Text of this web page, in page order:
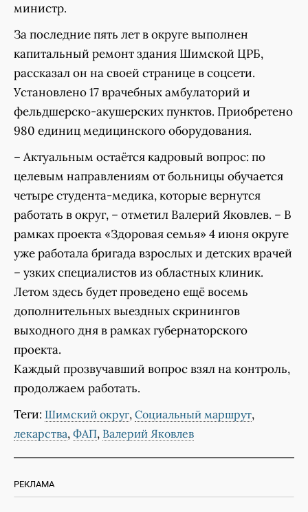
министр.
За последние пять лет в округе выполнен
капитальный ремонт здания Шимской ЦРБ,
рассказал он на своей странице в соцсети.
Установлено 17 врачебных амбулаторий и
фельдшерско-акушерских пунктов. Приобретено
980 единиц медицинского оборудования.
– Актуальным остаётся кадровый вопрос: по
целевым направлениям от больницы обучается
четыре студента-медика, которые вернутся
работать в округ, – отметил Валерий Яковлев. – В
рамках проекта «Здоровая семья» 4 июня округе
уже работала бригада взрослых и детских врачей
– узких специалистов из областных клиник.
Летом здесь будет проведено ещё восемь
дополнительных выездных скринингов
выходного дня в рамках губернаторского
проекта.
Каждый прозвучавший вопрос взял на контроль,
продолжаем работать.
Теги: Шимский округ, Социальный маршрут,
лекарства, ФАП, Валерий Яковлев
РЕКЛАМА